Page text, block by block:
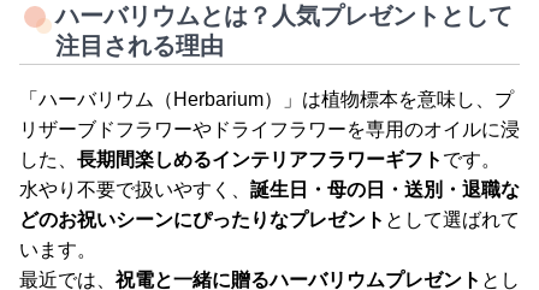
ハーバリウムとは？人気プレゼントとして
注目される理由
「ハーバリウム（Herbarium）」は植物標本を意味し、プ
リザーブドフラワーやドライフラワーを専用のオイルに浸
した、 長期間楽しめるインテリアフラワーギフト です。
水やり不要で扱いやすく、 誕生日・母の日・送別・退職な
どのお祝いシーンにぴったりなプレゼント として選ばれて
います。
最近では、祝電と一緒に贈るハーバリウムプレゼント とし